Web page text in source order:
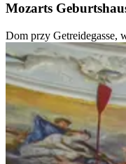
Mozarts
Dom przy Getreidegasse,